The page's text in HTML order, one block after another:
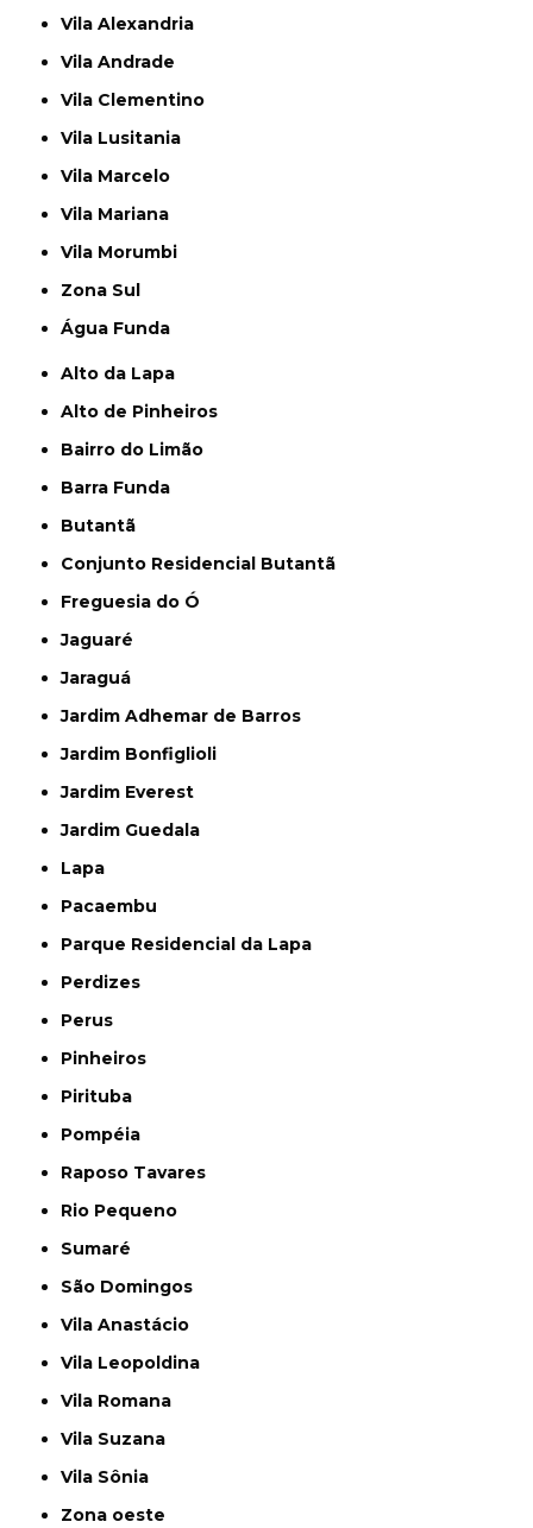
Vila Alexandria
Vila Andrade
Vila Clementino
Vila Lusitania
Vila Marcelo
Vila Mariana
Vila Morumbi
Zona Sul
Água Funda
Alto da Lapa
Alto de Pinheiros
Bairro do Limão
Barra Funda
Butantã
Conjunto Residencial Butantã
Freguesia do Ó
Jaguaré
Jaraguá
Jardim Adhemar de Barros
Jardim Bonfiglioli
Jardim Everest
Jardim Guedala
Lapa
Pacaembu
Parque Residencial da Lapa
Perdizes
Perus
Pinheiros
Pirituba
Pompéia
Raposo Tavares
Rio Pequeno
Sumaré
São Domingos
Vila Anastácio
Vila Leopoldina
Vila Romana
Vila Suzana
Vila Sônia
Zona oeste